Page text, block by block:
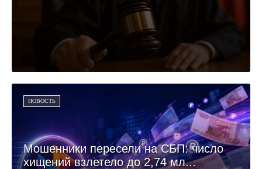
НОВОСТЬ
Мошенники пересели на СБП: число
хищений взлетело до 2,74 мл...